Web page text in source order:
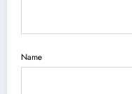
Name